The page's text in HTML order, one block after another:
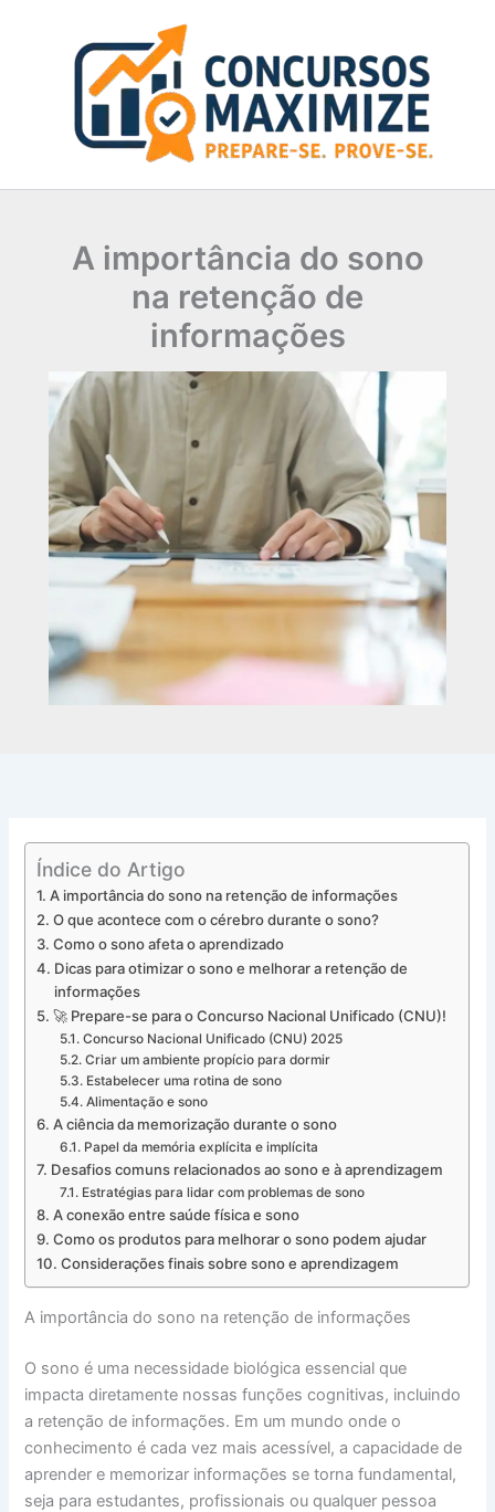
A importância do sono
na retenção de
informações
Índice do Artigo
A importância do sono na retenção de informações
O que acontece com o cérebro durante o sono?
Como o sono afeta o aprendizado
Dicas para otimizar o sono e melhorar a retenção de
informações
🚀 Prepare-se para o Concurso Nacional Unificado (CNU)!
Concurso Nacional Unificado (CNU) 2025
Criar um ambiente propício para dormir
Estabelecer uma rotina de sono
Alimentação e sono
A ciência da memorização durante o sono
Papel da memória explícita e implícita
Desafios comuns relacionados ao sono e à aprendizagem
Estratégias para lidar com problemas de sono
A conexão entre saúde física e sono
Como os produtos para melhorar o sono podem ajudar
Considerações finais sobre sono e aprendizagem
A importância do sono na retenção de informações
O sono é uma necessidade biológica essencial que
impacta diretamente nossas funções cognitivas, incluindo
a retenção de informações. Em um mundo onde o
conhecimento é cada vez mais acessível, a capacidade de
aprender e memorizar informações se torna fundamental,
seja para estudantes, profissionais ou qualquer pessoa